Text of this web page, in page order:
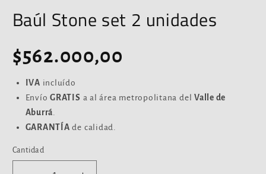
multimedia
1
ventana
modal
Baúl Stone set 2 unidades
Precio
habitual
$562.000,00
IVA incluído
EnvíoGRATIS a al área metropolitana delValle de
Aburrá
GARANTÍA de calidad.
Cantidad